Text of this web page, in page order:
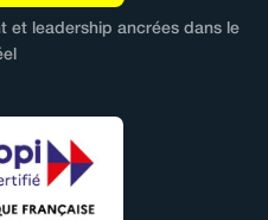
et leadership ancrées dans le